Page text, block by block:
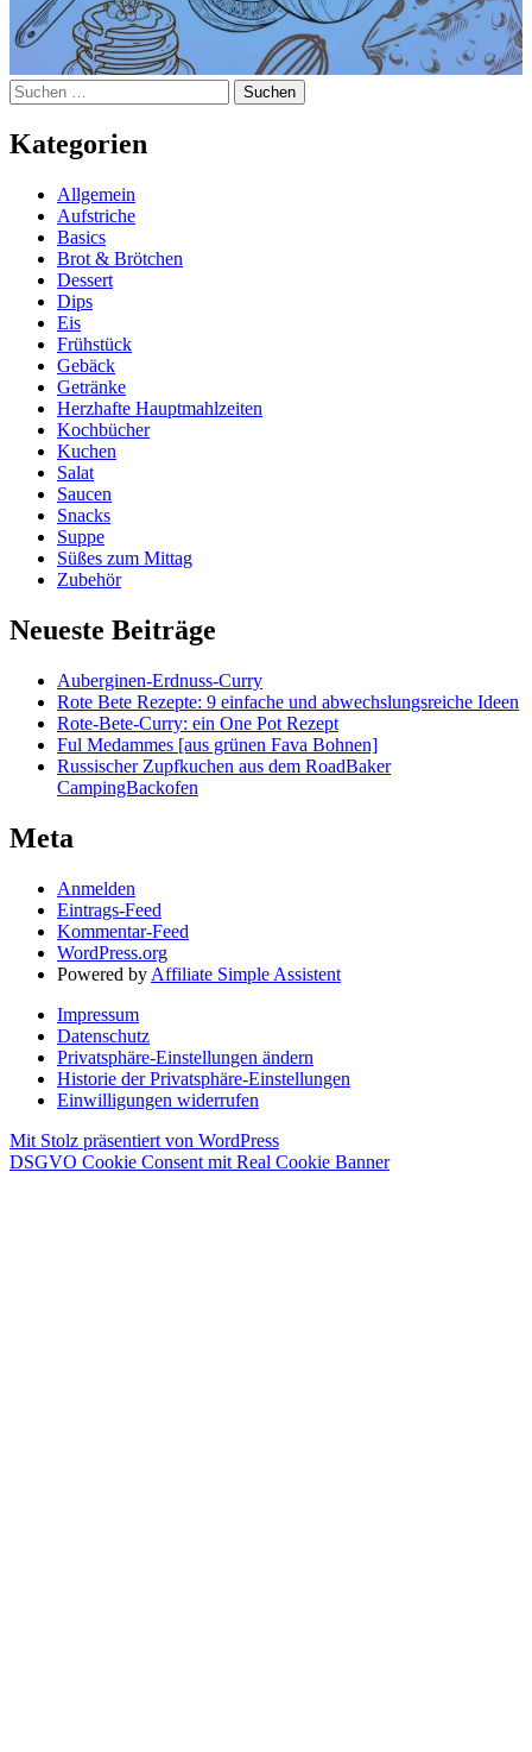
Suchen
nach:
Kategorien
Allgemein
Aufstriche
Basics
Brot & Brötchen
Dessert
Dips
Eis
Frühstück
Gebäck
Getränke
Herzhafte Hauptmahlzeiten
Kochbücher
Kuchen
Salat
Saucen
Snacks
Suppe
Süßes zum Mittag
Zubehör
Neueste Beiträge
Auberginen-Erdnuss-Curry
Rote Bete Rezepte: 9 einfache und abwechslungsreiche Ideen
Rote-Bete-Curry: ein One Pot Rezept
Ful Medammes [aus grünen Fava Bohnen]
Russischer Zupfkuchen aus dem RoadBaker
CampingBackofen
Meta
Anmelden
Eintrags-Feed
Kommentar-Feed
WordPress.org
Powered by Affiliate Simple Assistent
Impressum
Datenschutz
Privatsphäre-Einstellungen ändern
Historie der Privatsphäre-Einstellungen
Einwilligungen widerrufen
Mit Stolz präsentiert von WordPress
DSGVO Cookie Consent mit Real Cookie Banner